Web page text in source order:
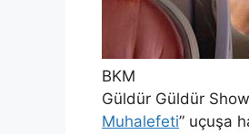
BKM
Güldür Güldür
Muhalefeti” uçuşa